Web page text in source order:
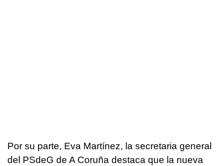
Por su parte, Eva Martínez, la secretaria general
del PSdeG de A Coruña destaca que la nueva